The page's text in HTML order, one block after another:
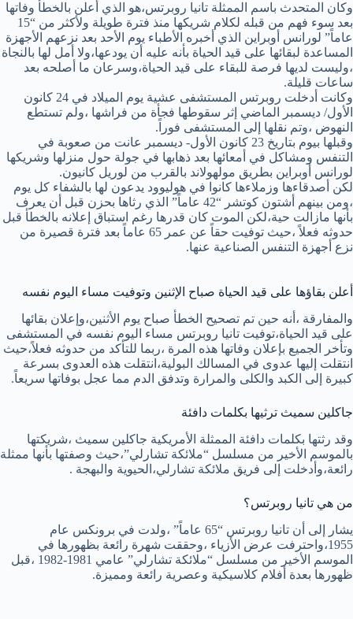
وكان المتحدث باسم الممثلة تانيا روبرتس،هو الذي أعلن بالخطأ وفاتها
بعد سوء فهم من قبله لكلام شريكها منذ فترة طويلة ولأكثر من “15
عاماً” لورانس أوبراين الذي أخبره الأطباء يوم الأحد بعد نزعهم الأجهزة
المساعدة لبقائها على قيد الحياة بأنه عليه أن يودعها،ولا أمل لها بالنجاة
،وليست لديها فرصة للبقاء على قيد الحياة،وسرعان ما أصلحه بعد
ساعات قليلة.
وكانت أدخلت روبرتس المستشفى عشية يوم الميلاد في 24 كانون
الأول/ ديسمبر الماضي إثر سقوطها فجأة من فراشها ،ولم تستطع
النهوض ،وتم نقلها إلى المستشفى فوراً.
وقبلها بيوم بتاريخ 23 كانون الأول- ديسمبر عانت من صعوبة في
التنفس ومشاكل في أمعائها بعد ذهابها في جولة حول منزلها وشريكها
لورانس أوبراين بطريق مولهولاند بالقرب من لوريل كانيون.
لكن أصدقاءها وزملاءها كانوا في هوليوود يدعون لها بالشفاء كل يوم
،ومن بينهم أشتون كوتشر “42 عاماً” الذي رثاها بحزن قبل أن يعرف
بأنها مازالت حية،لكن الموت كان قدرها رغم استباق إعلانه بالخطأ قبل
حدوثه فعلاً ،حيث توفيت حقاً عن عمر 65 عاماً بعد فترة قصيرة من
نزع أجهزة التنفس الصناعية عنها.
أعلن بقاؤها على قيد الحياة صباح الإثنين وتوفيت مساء اليوم نفسه
والمفارقة ،أنه حين تم تصحيح الخطأ صباح يوم الأثنين،وإعلان بقائها
على قيد الحياة،توفيت تانيا روبرتس مساء اليوم نفسه في المستشفى
وتأخر الجميع بإعلان وفاتها هذه المرة ،ربما للتأكد من حدوثه فعلاً،حيث
انتقلت إليها عدوى في المسالك البولية،انتقلت هذه العدوى بسرعة
كبيرة إلى الكبد والكلى والمرارة وتدفق الدم مما عجل بوفاتها سريعاً.
جاكلين سميث ترثيها بكلمات دافئة
وقد رثتها بكلمات دافئة الممثلة الأمريكية جاكلين سميث ،شريكتها
بالموسم الأخير من مسلسل “ملائكة تشارلي”،حيث وصفتها بأنها ممثلة
رائعة،وأدخلت إلى فريق ملائكة تشارلي،الحيوية والبهجة .
من هي تانيا روبرتس؟
يشار إلى أن تانيا روبرتس “65 عاماً” ،ولدت في برونكس عام
1955،واحترفت عرض الأزياء ،وحققت شهرة رائعة بظهورها في
الموسم الأخير من مسلسل “ملائكة تشارلي” عامي 1981-1982 ،قبل
ظهورها بعدة أفلام كلاسيكية وعصرية رائعة ومميزة.